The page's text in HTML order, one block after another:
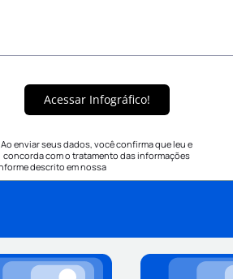
Acessar Infográfico!
Ao enviar seus dados, você confirma que leu e
concorda com o tratamento das informações
descrito em nossa